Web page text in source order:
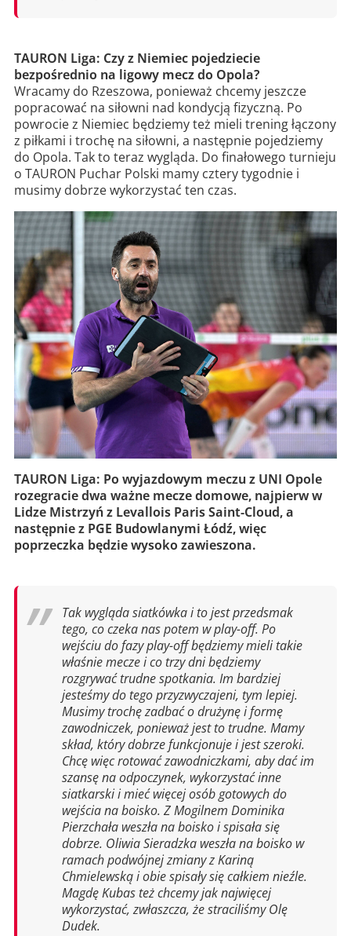
TAURON Liga: Czy z Niemiec pojedziecie
bezpośrednio na ligowy mecz do Opola?
Wracamy do Rzeszowa, ponieważ chcemy jeszcze
popracować na siłowni nad kondycją fizyczną. Po
powrocie z Niemiec będziemy też mieli trening łączony
z piłkami i trochę na siłowni, a następnie pojedziemy
do Opola. Tak to teraz wygląda. Do finałowego turnieju
o TAURON Puchar Polski mamy cztery tygodnie i
musimy dobrze wykorzystać ten czas.
TAURON Liga: Po wyjazdowym meczu z UNI Opole
rozegracie dwa ważne mecze domowe, najpierw w
Lidze Mistrzyń z Levallois Paris Saint-Cloud, a
następnie z PGE Budowlanymi Łódź, więc
poprzeczka będzie wysoko zawieszona.
Tak wygląda siatkówka i to jest przedsmak
tego, co czeka nas potem w play-off. Po
wejściu do fazy play-off będziemy mieli takie
właśnie mecze i co trzy dni będziemy
rozgrywać trudne spotkania. Im bardziej
jesteśmy do tego przyzwyczajeni, tym lepiej.
Musimy trochę zadbać o drużynę i formę
zawodniczek, ponieważ jest to trudne. Mamy
skład, który dobrze funkcjonuje i jest szeroki.
Chcę więc rotować zawodniczkami, aby dać im
szansę na odpoczynek, wykorzystać inne
siatkarski i mieć więcej osób gotowych do
wejścia na boisko. Z Mogilnem Dominika
Pierzchała weszła na boisko i spisała się
dobrze. Oliwia Sieradzka weszła na boisko w
ramach podwójnej zmiany z Kariną
Chmielewską i obie spisały się całkiem nieźle.
Magdę Kubas też chcemy jak najwięcej
wykorzystać, zwłaszcza, że straciliśmy Olę
Dudek.